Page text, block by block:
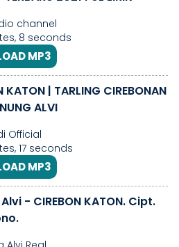
channel
8 seconds
MP3
KATON | TARLING CIREBONAN
ALVI
Official
17 seconds
MP3
- CIREBON KATON. Cipt.